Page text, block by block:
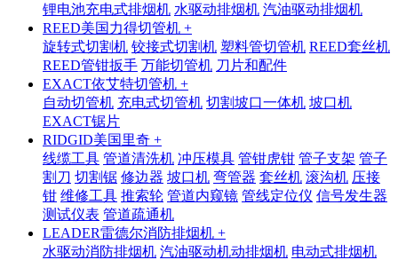
锂电池充电式排烟机 水驱动排烟机 汽油驱动排烟机
REED美国力得切管机 +
旋转式切割机 铰接式切割机 塑料管切管机 REED套丝机
REED管钳扳手 万能切管机 刀片和配件
EXACT依艾特切管机 +
自动切管机 充电式切管机 切割坡口一体机 坡口机
EXACT锯片
RIDGID美国里奇 +
线缆工具 管道清洗机 冲压模具 管钳虎钳 管子支架 管子
割刀 切割锯 修边器 坡口机 弯管器 套丝机 滚沟机 压接
钳 维修工具 推索轮 管道内窥镜 管线定位仪 信号发生器
测试仪表 管道疏通机
LEADER雷德尔消防排烟机 +
水驱动消防排烟机 汽油驱动机动排烟机 电动式排烟机